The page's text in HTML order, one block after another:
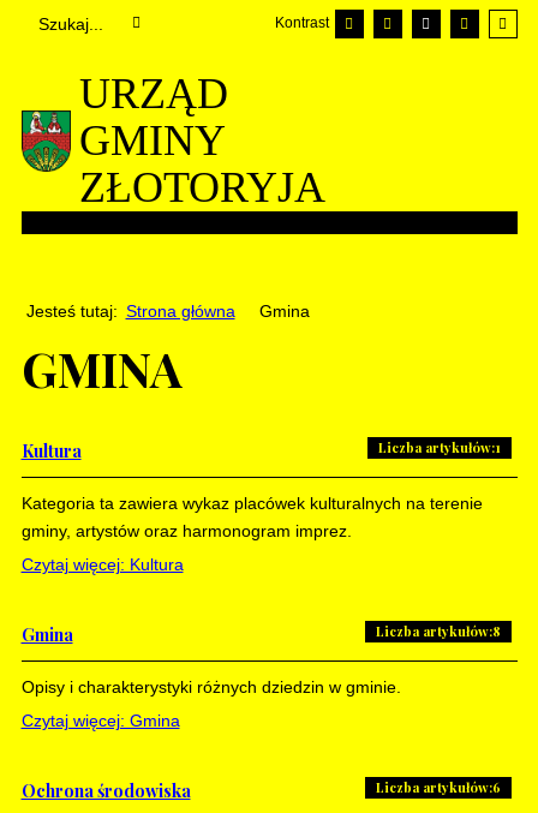
Kontrast
URZĄD
GMINY
ZŁOTORYJA
Jesteś tutaj: Strona główna Gmina
GMINA
Kultura Liczba artykułów:1
Kategoria ta zawiera wykaz placówek kulturalnych na terenie
gminy, artystów oraz harmonogram imprez.
Czytaj więcej: Kultura
Gmina Liczba artykułów:8
Opisy i charakterystyki różnych dziedzin w gminie.
Czytaj więcej: Gmina
Ochrona środowiska Liczba artykułów:6